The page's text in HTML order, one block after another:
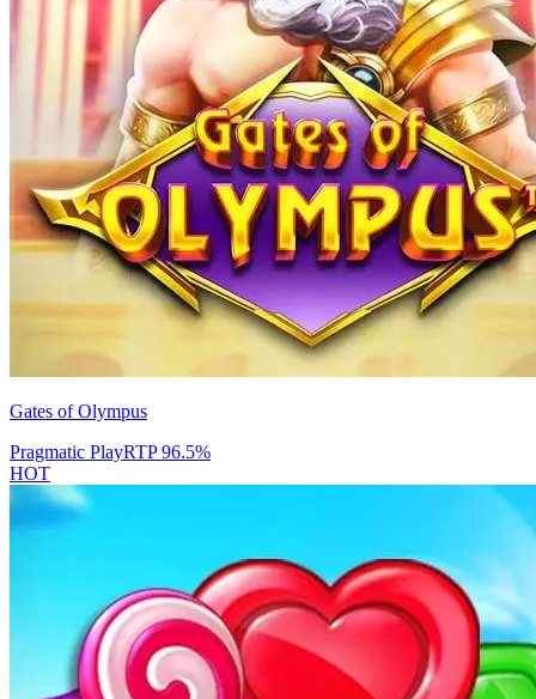
Gates of Olympus
Pragmatic PlayRTP96.5%
HOT